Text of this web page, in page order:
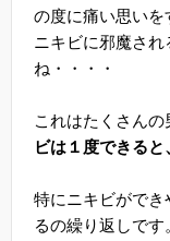
の度に痛い思いを
ニキビに邪魔され
ね・・・・
これはたくさんの
ビは１度できると
特にニキビができ
るの繰り返しで